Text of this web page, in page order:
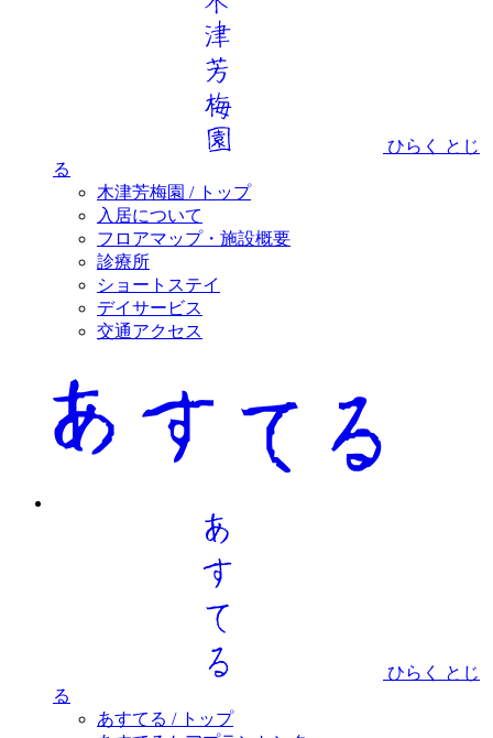
ひらく
とじ
る
木津芳梅園 / トップ
入居について
フロアマップ・施設概要
診療所
ショートステイ
デイサービス
交通アクセス
ひらく
とじ
る
あすてる / トップ